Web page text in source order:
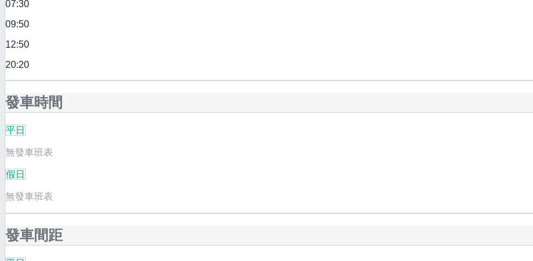
07:30
09:50
12:50
20:20
發車時間
平日
無發車班表
假日
無發車班表
發車間距